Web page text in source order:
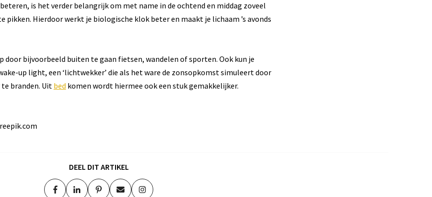
is het verder belangrijk om met name in de ochtend en middag zoveel
pikken. Hierdoor werkt je biologische klok beter en maakt je lichaam ’s avonds
door bijvoorbeeld buiten te gaan fietsen, wandelen of sporten. Ook kun je
up light, een ‘lichtwekker’ die als het ware de zonsopkomst simuleert door
branden. Uit bed komen wordt hiermee ook een stuk gemakkelijker.
DEEL DIT ARTIKEL